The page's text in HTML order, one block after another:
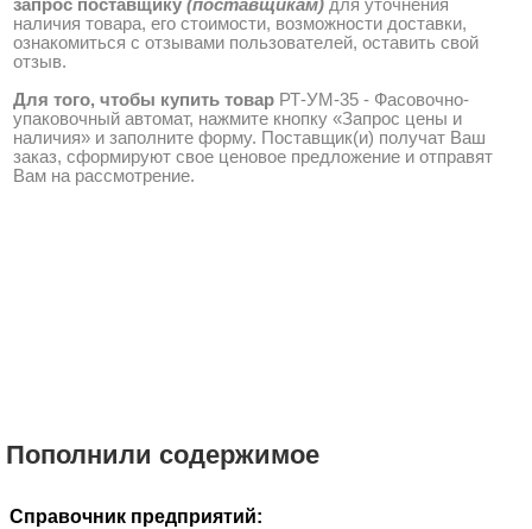
запрос поставщику (поставщикам) для уточнения
наличия товара, его стоимости, возможности доставки,
ознакомиться с отзывами пользователей, оставить свой
отзыв.
Для того, чтобы купить товар РТ-УМ-35 - Фасовочно-
упаковочный автомат, нажмите кнопку «Запрос цены и
наличия» и заполните форму. Поставщик(и) получат Ваш
заказ, сформируют свое ценовое предложение и отправят
Вам на рассмотрение.
Пополнили содержимое
Справочник предприятий: